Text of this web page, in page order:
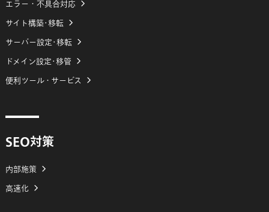
エラー・不具合対応
サイト構築･移転
サーバー設定･移転
ドメイン設定･移管
便利ツール・サービス
SEO対策
内部施策
高速化